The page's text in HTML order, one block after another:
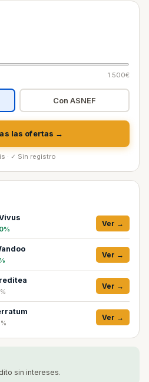
1.500€
Con ASNEF
las ofertas →
· ✓ Sin registro
0%
Ver →
Ver →
Ver →
Ver →
sin intereses.